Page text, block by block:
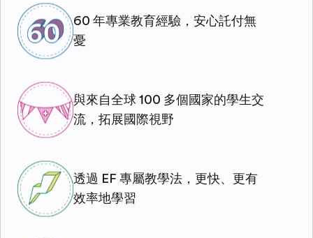
60 年專業教育經驗，安心託付無
憂
與來自全球 100 多個國家的學生交
流，拓展國際視野
透過 EF 專屬教學法，更快、更有
效率地學習